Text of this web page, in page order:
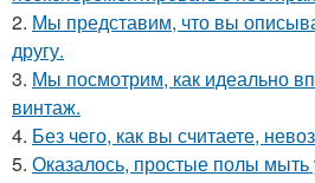
2. Мы представим, что вы
другу.
3. Мы посмотрим, как идеально
винтаж.
4. Без чего, как вы считаете,
5. Оказалось, простые полы